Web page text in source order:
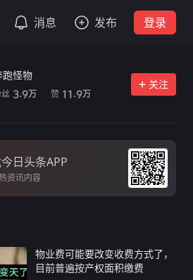
消息 发布 登录
跑怪物
3.9万 赞 11.9万
关注
日头条APP
资讯内容
物业费可能要改变收费方式了，
目前普遍按产权面积缴费